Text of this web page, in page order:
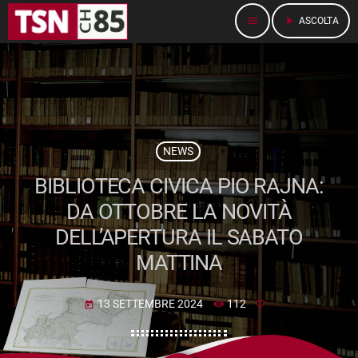
menu play_arrow ASCOLTA
NEWS
BIBLIOTECA CIVICA PIO RAJNA:
DA OTTOBRE LA NOVITÀ
DELL’APERTURA IL SABATO
MATTINA
today 13 SETTEMBRE 2024 112